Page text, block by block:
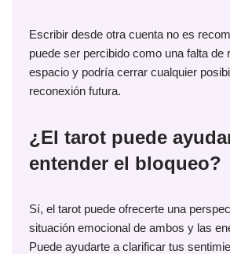
Escribir desde otra cuenta no es
puede ser percibido como una falta de
espacio y podría cerrar cualquier
reconexión futura.
¿El tarot puede
entender el bloqueo?
Sí, el tarot puede ofrecerte una
situación emocional de ambos y las
Puede ayudarte a clarificar tus